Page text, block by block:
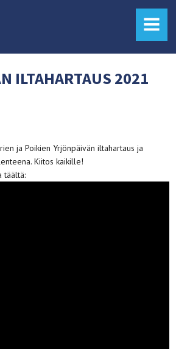
MENU
ILTAHARTAUS 2021
ja Poikien Yrjönpäivän iltahartaus ja
Kiitos kaikille!
täältä: